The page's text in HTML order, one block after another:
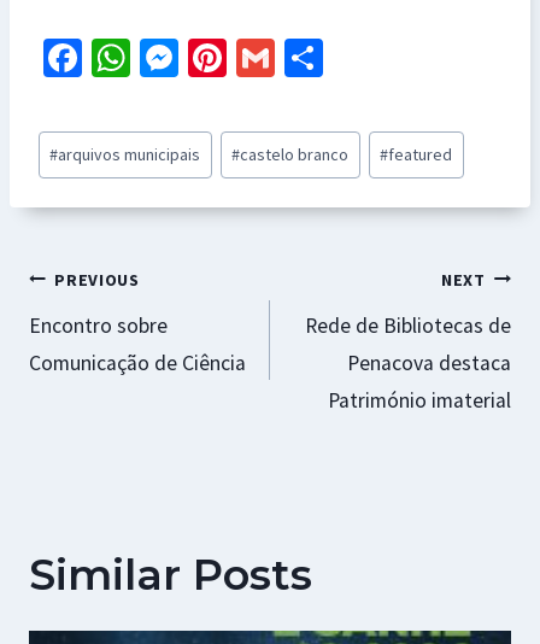
Fa
b
o
o
W
at
sA
p
M
se
n
ge
Pi
er
es
t
G
ai
l
ar
e
Post
Tags:
#arquivos municipais #castelo branco #featured
Navegação
de
PREVIOUS
Encontro sobre
Comunicação de Ciência
NEXT
Rede de Bibliotecas de
Penacova destaca
Património imaterial
Similar Posts